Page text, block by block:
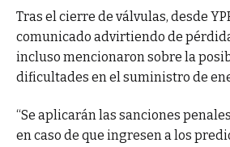
Tras el cierre de válvulas, desde
comunicado advirtiendo de
incluso mencionaron sobre la
dificultades en el suministro de
“Se aplicarán las sanciones
en caso de que ingresen a los